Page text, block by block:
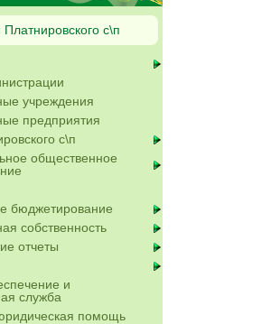
с\п
учреждения
предприятия
с\п
общественное
бюджетирование
собственность
отчеты
и
служба
помощь